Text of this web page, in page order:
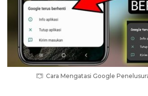
Cara Mengatasi Google